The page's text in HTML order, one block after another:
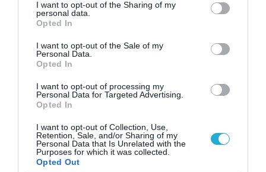
not limited to your visit or usage behaviour. You may click to
grant or deny consent to Google and its third-party tags to
use your data for below specified purposes in below Google
consent section.
I want to opt-out of the Sharing of my
personal data.
Opted In
I want to opt-out of the Sale of my
Personal Data.
Opted In
I want to opt-out of processing my
Personal Data for Targeted Advertising.
Opted In
I want to opt-out of Collection, Use,
Retention, Sale, and/or Sharing of my
Personal Data that Is Unrelated with the
Purposes for which it was collected.
Opted Out